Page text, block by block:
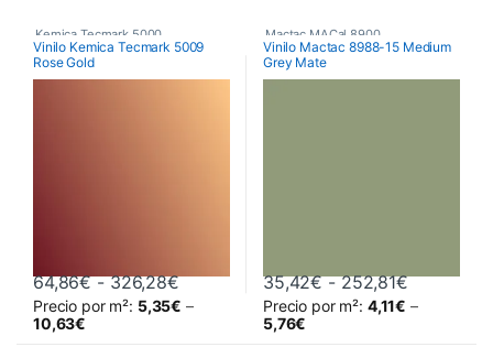
Kemica Tecmark 5000
Poliméricos
Vinilo Kemica Tecmark 5009
Rose Gold
64,86€ - 326,28€Rango de precios: desde 64,86€
Precio por m²: 5,35€ –
10,63€
Este producto tiene múltiples variantes. Las opciones se
Mactac MACal 8900
Monoméricos
Vinilo Mactac 8988-15 Medium
Grey Mate
35,42€ - 252,81€Rango de
Precio por m²: 4,11€ –
5,76€
Este producto tiene múltiples